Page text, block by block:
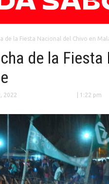
de la Fiesta Nacional del Chivo en
de la Fiesta
2022 | 1:22 pm